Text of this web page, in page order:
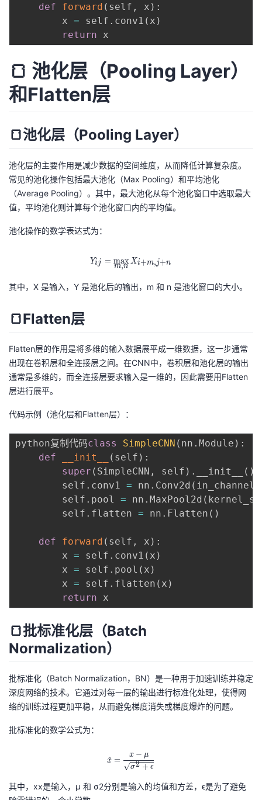
def forward ( self , x ) :
        x
= self . conv1 ( x )
return
🍞 池化层（Pooling Layer）
和Flatten层
🍞池化层（Pooling Layer）
池化层的主要作用是减少数据的空间维度，从而降低计算复杂度。
常见的池化操作包括最大池化（Max Pooling）和平均池化
（Average Pooling）。其中，最大池化从每个池化窗口中选取最大
值，平均池化则计算每个池化窗口内的平均值。
池化操作的数学表达式为：
Y_{ij} = \max_{m,n}
Yij =
m,n
max X i+m,j+n
其中，X 是输入，Y 是池化后的输出，m 和 n 是池化窗口的大小。
🍞Flatten层
Flatten层的作用是将多维的输入数据展平成一维数据，这一步通常
出现在卷积层和全连接层之间。在CNN中，卷积层和池化层的输出
通常是多维的，而全连接层要求输入是一维的，因此需要用Flatten
层进行展平。
代码示例（池化层和Flatten层）：
python复制代码class SimpleCNN ( nn . Module ) :
def
__init__ ( self ) :
super ( SimpleCNN , self ) . __init__ ( )
        self
. conv1 = nn . Conv2d ( in_channels
        self
. pool = nn . MaxPool2d (
        self
. flatten = nn . Flatten ( )
def forward ( self , x ) :
        x
= self . conv1 ( x )
        x
= self . pool ( x )
        x
= self . flatten ( x )
return
🍞批标准化层（Batch
Normalization）
批标准化（Batch Normalization，BN）是一种用于加速训练并稳定
深度网络的技术。它通过对每一层的输出进行标准化处理，使得网
络的训练过程更加平稳，从而避免梯度消失或梯度爆炸的问题。
批标准化的数学公式为：
\hat{x} = \frac{x -
x
^ =
σ2 + ϵ
x − μ
其中，xx是输入，μ 和 σ2分别是输入的均值和方差，ϵ是为了避免